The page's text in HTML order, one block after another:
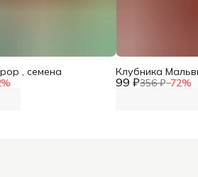
%
, семена
99 ₽356 ₽−72%
Клубника